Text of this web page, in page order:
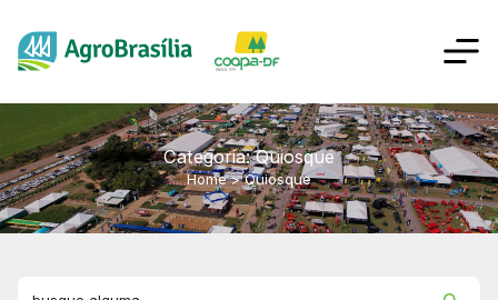
Categoria: Quiosque
Home > Quiosque